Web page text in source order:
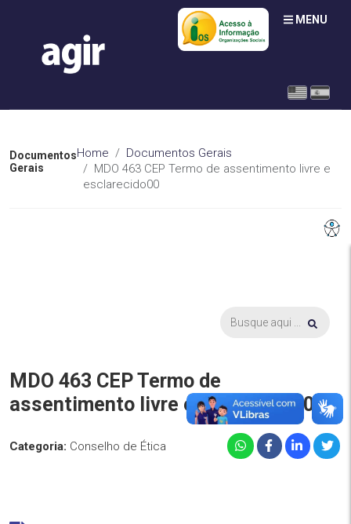
MENU
Documentos
Gerais
Home
Documentos Gerais
MDO 463 CEP Termo de assentimento livre e
esclarecido00
MDO 463 CEP Termo de
assentimento livre e esclarecido00
Categoria: Conselho de Ética